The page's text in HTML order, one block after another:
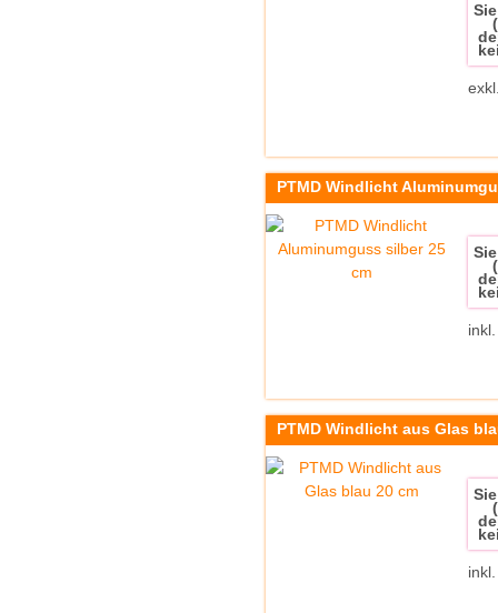
PTMD Windlicht
PTMD Windlicht aus Glas